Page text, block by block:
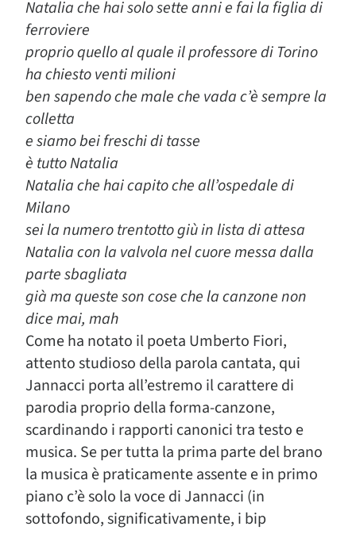
Natalia che hai solo sette anni e fai la figlia di
ferroviere
proprio quello al quale il professore di Torino
ha chiesto venti milioni
ben sapendo che male che vada c’è sempre la
colletta
e siamo bei freschi di tasse
è tutto Natalia
Natalia che hai capito che all’ospedale di
Milano
sei la numero trentotto giù in lista di attesa
Natalia con la valvola nel cuore messa dalla
parte sbagliata
già ma queste son cose che la canzone non
dice mai, mah
Come ha notato il poeta Umberto Fiori,
attento studioso della parola cantata, qui
Jannacci porta all’estremo il carattere di
parodia proprio della forma-canzone,
scardinando i rapporti canonici tra testo e
musica. Se per tutta la prima parte del brano
la musica è praticamente assente e in primo
piano c’è solo la voce di Jannacci (in
sottofondo, significativamente, i bip